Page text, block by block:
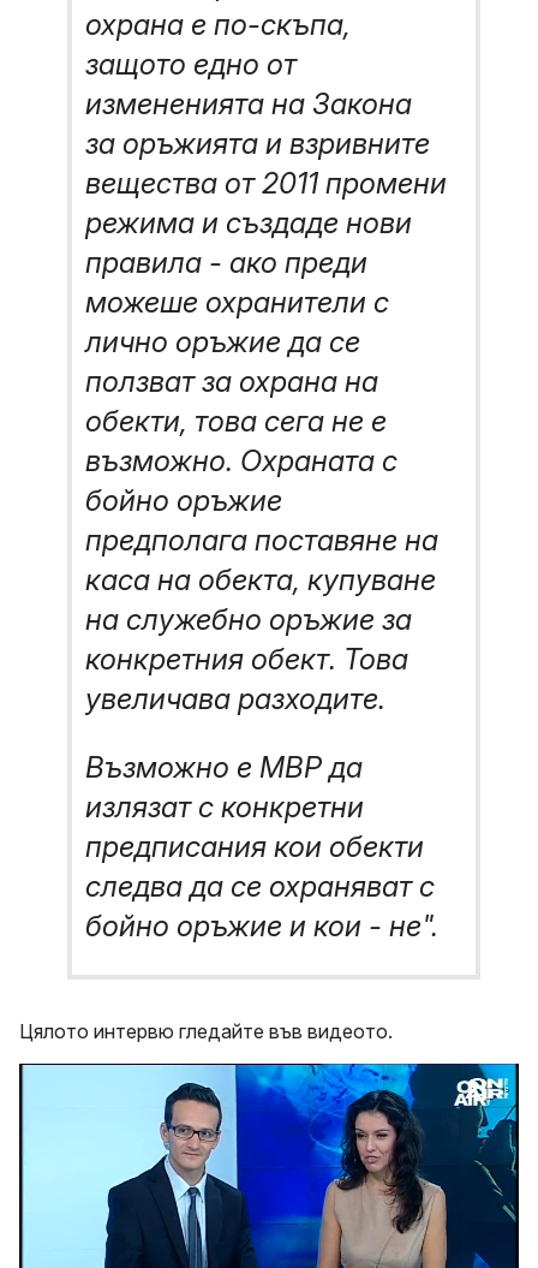
охрана е по-скъпа,
защото едно от
измененията на Закона
за оръжията и взривните
вещества от 2011 промени
режима и създаде нови
правила - ако преди
можеше охранители с
лично оръжие да се
ползват за охрана на
обекти, това сега не е
възможно. Охраната с
бойно оръжие
предполага поставяне на
каса на обекта, купуване
на служебно оръжие за
конкретния обект. Това
увеличава разходите.
Възможно е МВР да
излязат с конкретни
предписания кои обекти
следва да се охраняват с
бойно оръжие и кои - не".
Цялото интервю гледайте във видеото.